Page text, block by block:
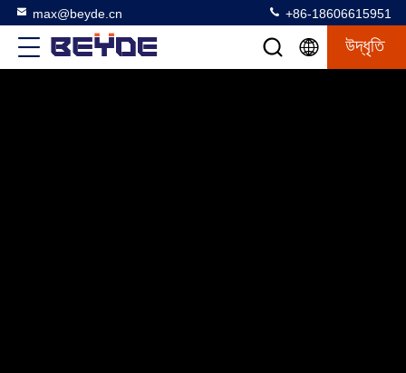
max@beyde.cn +86-18606615951
উদ্ধৃতি